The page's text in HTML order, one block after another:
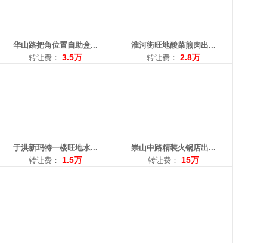
华山路把角位置自助盒...
转让费： 3.5万
淮河街旺地酸菜煎肉出...
转让费： 2.8万
于洪新玛特一楼旺地水...
转让费：
1.5万
崇山中路精装火锅店出...
转让费：
15万